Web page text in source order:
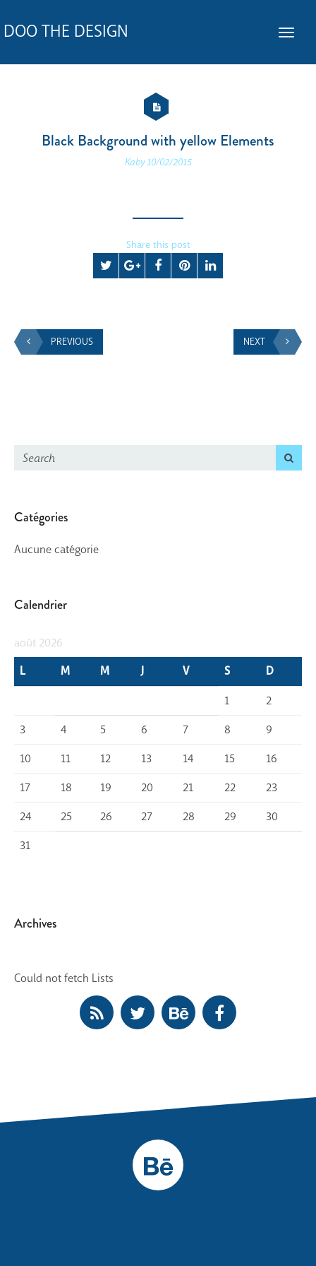
DOO THE DESIGN
Black Background with yellow Elements
Kaby10/02/2015
Share this post
PREVIOUS NEXT
Catégories
Aucune catégorie
Calendrier
août 2026
L
M M J V S
D
1
2
3
4 5 6 7 8
9
10
11 12 13 14 15
16
17
18 19 20 21 22
23
24
25 26 27 28 29
30
31
Archives
Could not fetch Lists